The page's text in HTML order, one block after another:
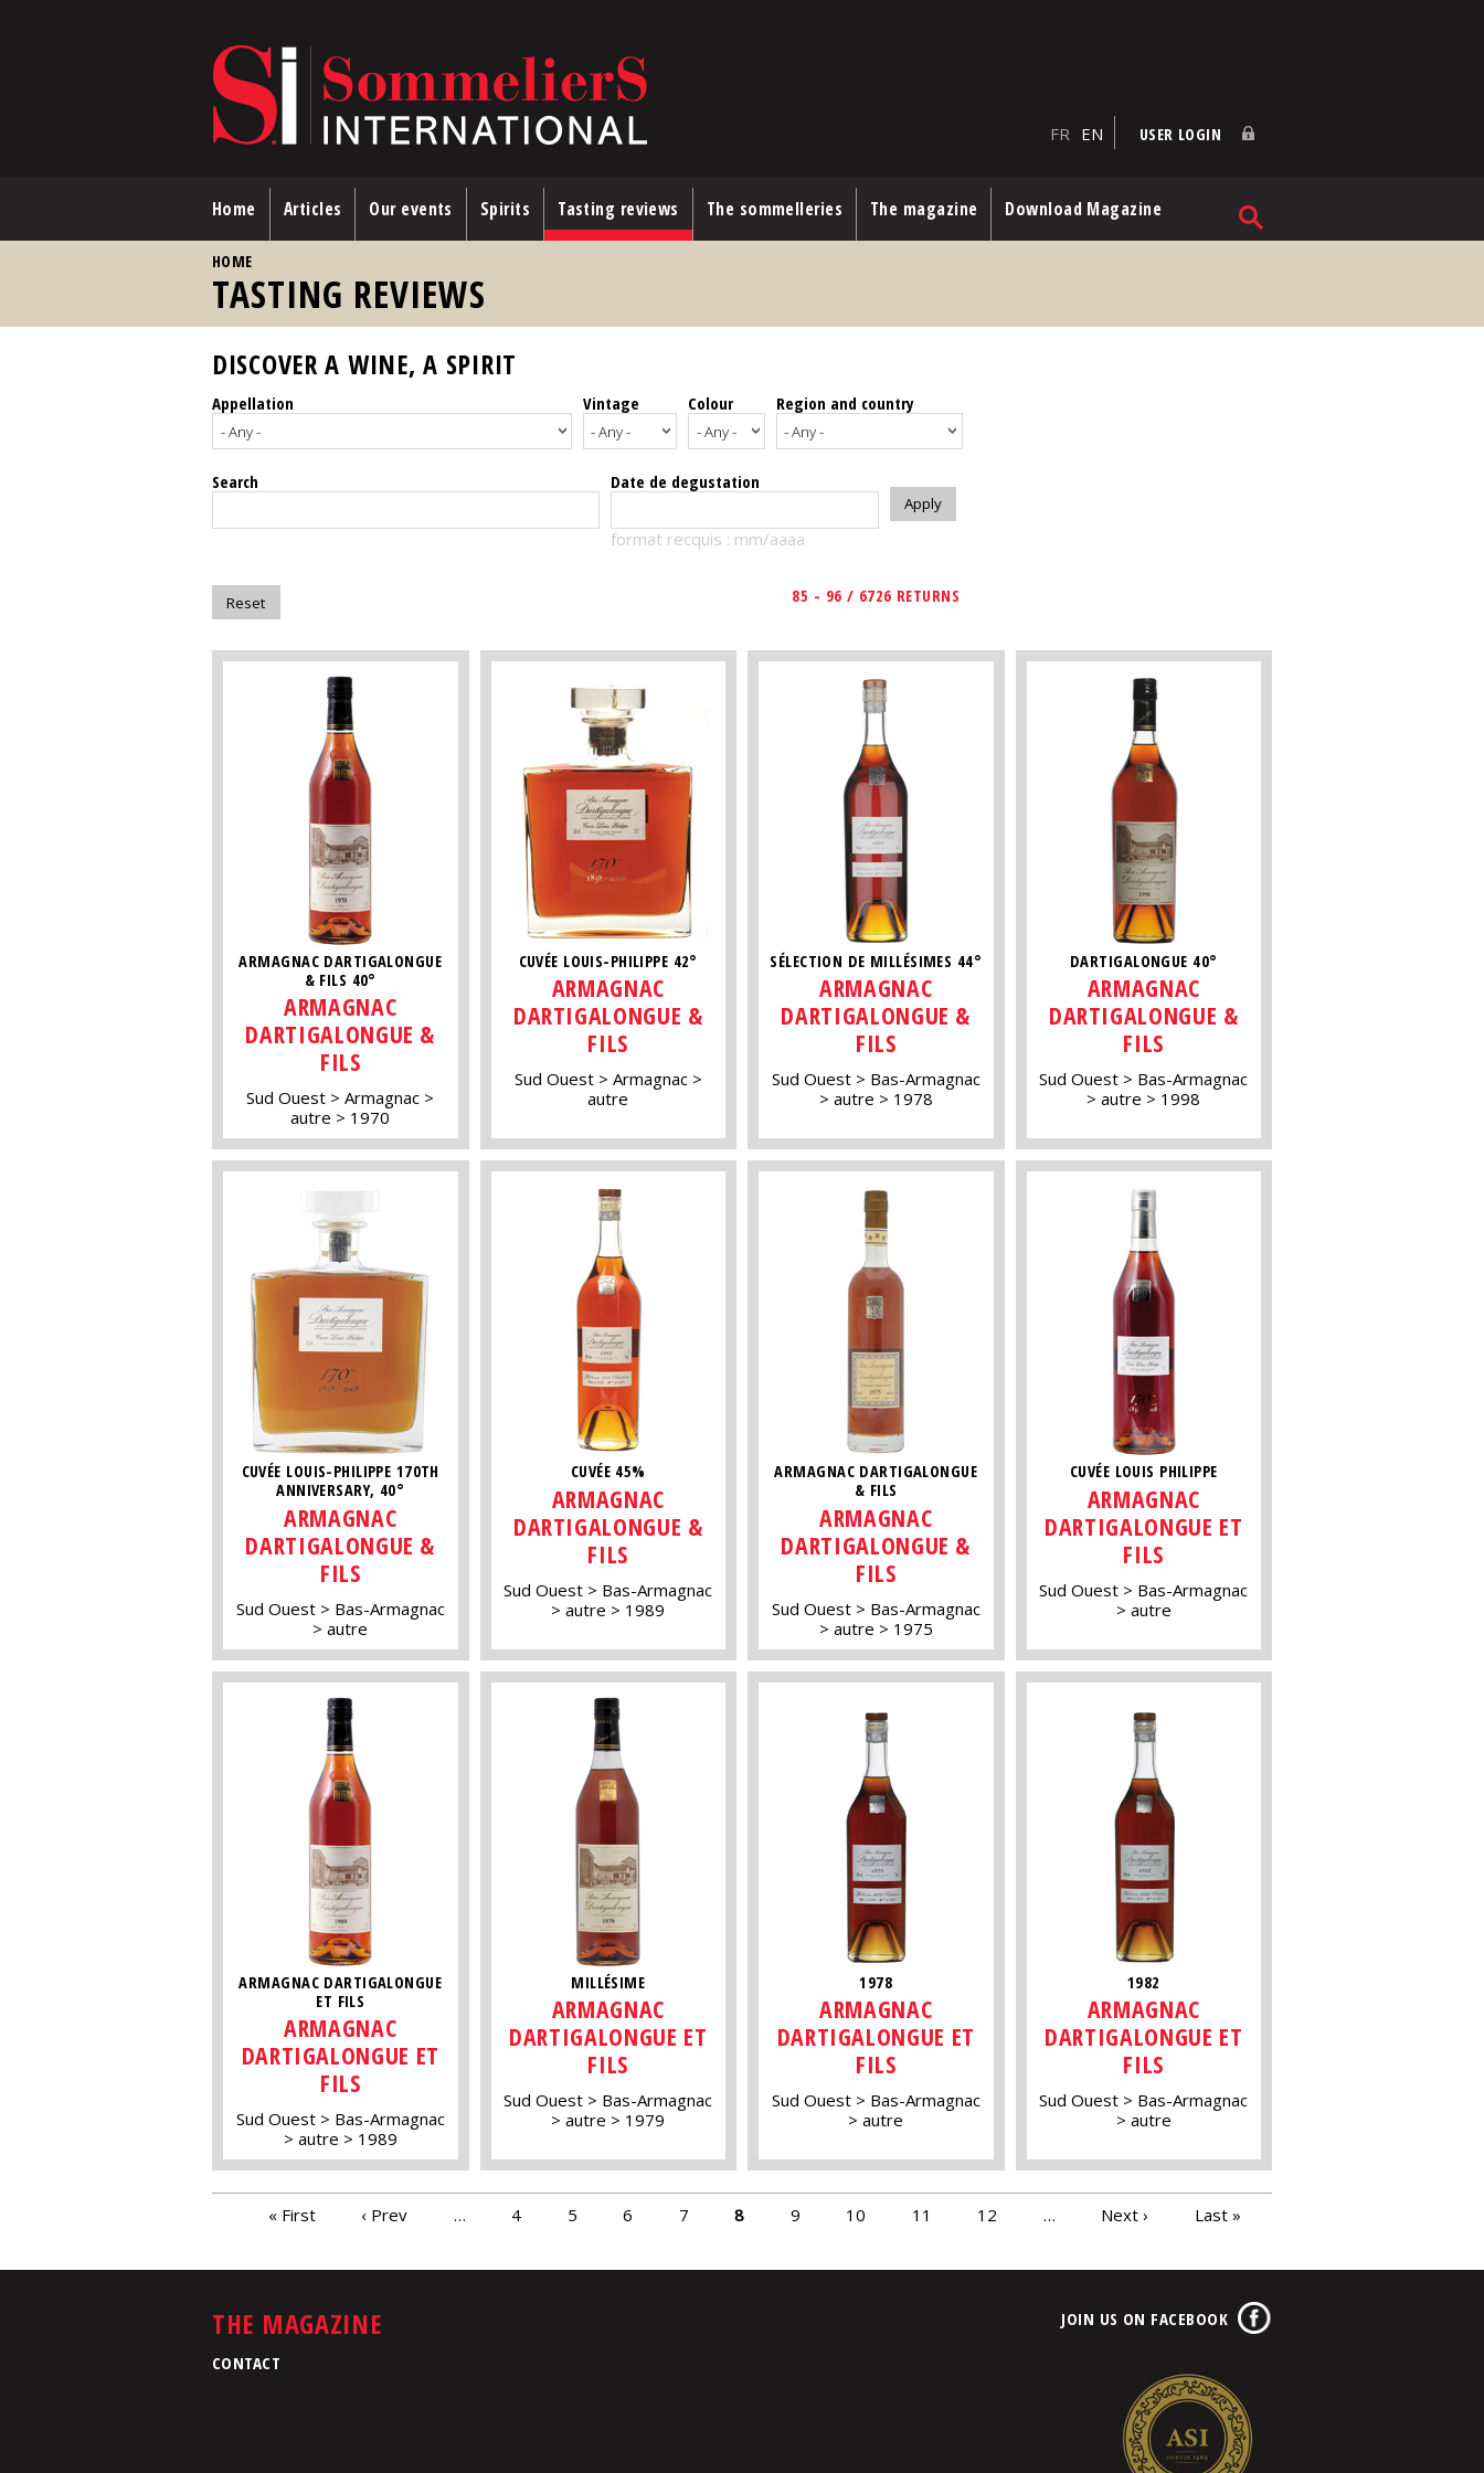
FR EN USER LOGIN
Home Articles Our events Spirits Tasting reviews The sommelleries The magazine Download Magazine
HOME
TASTING REVIEWS
DISCOVER A WINE, A SPIRIT
Appellation Vintage Colour Region and country
Search Date de degustation
format recquis : mm/aaaa
85 - 96 / 6726 RETURNS
ARMAGNAC DARTIGALONGUE
& FILS 40°
ARMAGNAC
DARTIGALONGUE &
FILS
Sud Ouest
Armagnac
autre
1970
CUVÉE LOUIS-PHILIPPE 42°
ARMAGNAC
DARTIGALONGUE &
FILS
Sud Ouest
Armagnac
autre
SÉLECTION DE MILLÉSIMES 44°
ARMAGNAC
DARTIGALONGUE &
FILS
Sud Ouest
Bas-Armagnac
autre
1978
DARTIGALONGUE 40°
ARMAGNAC
DARTIGALONGUE &
FILS
Sud Ouest
Bas-Armagnac
autre
1998
CUVÉE LOUIS-PHILIPPE 170TH
ANNIVERSARY, 40°
ARMAGNAC
DARTIGALONGUE &
FILS
Sud Ouest
Bas-Armagnac
autre
CUVÉE 45%
ARMAGNAC
DARTIGALONGUE &
FILS
Sud Ouest
Bas-Armagnac
autre
1989
ARMAGNAC DARTIGALONGUE
& FILS
ARMAGNAC
DARTIGALONGUE &
FILS
Sud Ouest
Bas-Armagnac
autre
1975
CUVÉE LOUIS PHILIPPE
ARMAGNAC
DARTIGALONGUE ET
FILS
Sud Ouest
Bas-Armagnac
autre
ARMAGNAC DARTIGALONGUE
ET FILS
ARMAGNAC
DARTIGALONGUE ET
FILS
Sud Ouest
Bas-Armagnac
autre
1989
MILLÉSIME
ARMAGNAC
DARTIGALONGUE ET
FILS
Sud Ouest
Bas-Armagnac
autre
1979
1978
ARMAGNAC
DARTIGALONGUE ET
FILS
Sud Ouest
Bas-Armagnac
autre
1982
ARMAGNAC
DARTIGALONGUE ET
FILS
Sud Ouest
Bas-Armagnac
autre
PAGES« First ‹ Prev … 4 5 6 7 8 9 10 11 12 … Next › Last »
THE MAGAZINE
CONTACT
JOIN US ON FACEBOOK